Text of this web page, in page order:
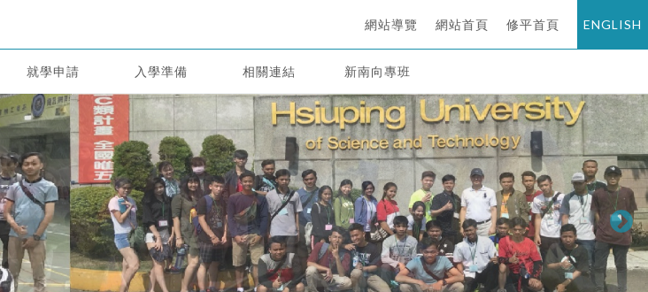
網站導覽 網站首頁 修平首頁 ENGLISH
就學申請 入學準備 相關連結 新南向專班